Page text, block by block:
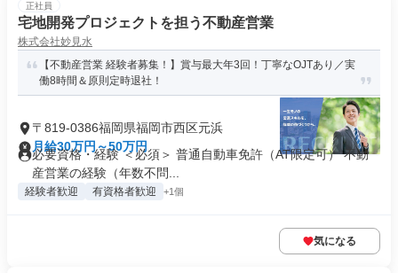
正社員
宅地開発プロジェクトを担う不動産営業
株式会社妙見水
【不動産営業 経験者募集！】賞与最大年3回！丁寧なOJTあり／実
働8時間＆原則定時退社！
〒819-0386福岡県福岡市西区元浜
月給30万円～50万円
必要資格・経験 ＜必須＞ 普通自動車免許（AT限定可） 不動
産営業の経験（年数不問...
経験者歓迎 有資格者歓迎 +1個
気になる